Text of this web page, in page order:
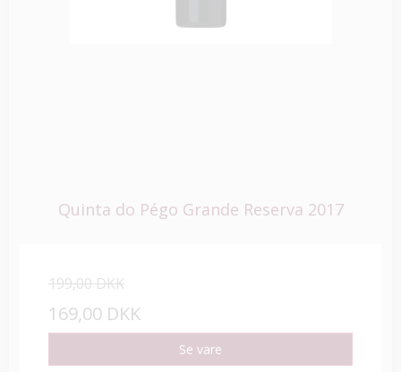
Quinta do Pégo Grande Reserva 2017
199,00 DKK
169,00 DKK
Se vare